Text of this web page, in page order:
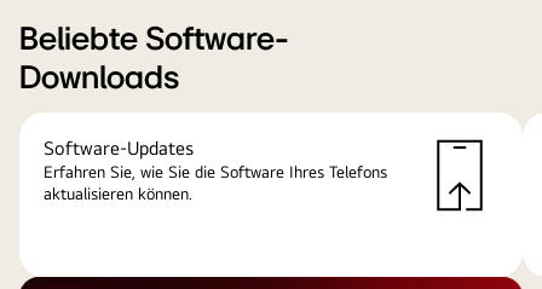
Beliebte Software-
Downloads
Software-Updates
Erfahren Sie, wie Sie die Software Ihres Telefons
aktualisieren können.